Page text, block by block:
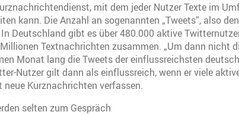
mit dem jeder Nutzer Texte im
kann. Die Anzahl an sogenannten „Tweets“, also
Deutschland gibt es über 480.000 aktive
Textnachrichten zusammen. „Um dann nicht
Monat lang die Tweets der einflussreichsten
Nutzer gilt dann als einflussreich, wenn er viele
Kurznachrichten verfassen.
selten zum Gespräch